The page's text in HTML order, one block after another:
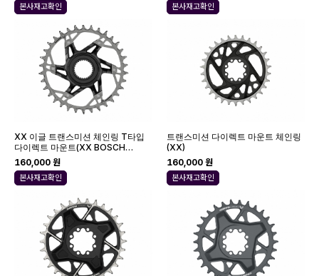
본사재고확인 본사재고확인
XX 이글 트랜스미션 체인링 T타입
다이렉트 마운트(XX BOSCH
GEN4)
160,000 원
본사재고확인
트랜스미션 다이렉트 마운트 체인링
(XX)
160,000 원
본사재고확인